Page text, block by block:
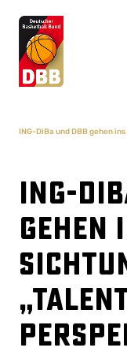
ING-DiBa und DBB gehen
ING-
gehen